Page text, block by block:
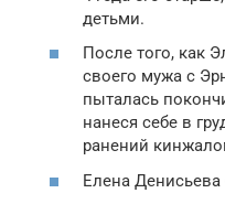
детьми.
После того, как
своего мужа с
пыталась
нанеся себе в
ранений
Елена